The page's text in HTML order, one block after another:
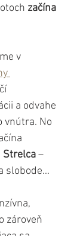
začína
v
a odvahe
vnútra. No
Strelca –
slobode...
zároveň